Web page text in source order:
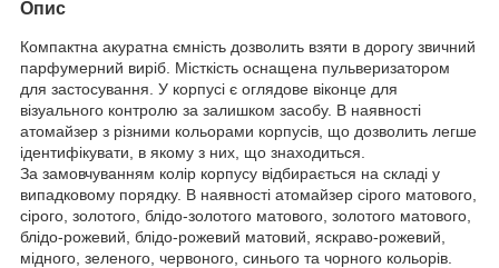
Опис
Компактна акуратна ємність дозволить взяти в дорогу звичний
парфумерний виріб. Місткість оснащена пульверизатором
для застосування. У корпусі є оглядове віконце для
візуального контролю за залишком засобу. В наявності
атомайзер з різними кольорами корпусів, що дозволить легше
ідентифікувати, в якому з них, що знаходиться.
За замовчуванням колір корпусу відбирається на складі у
випадковому порядку. В наявності атомайзер сірого матового,
сірого, золотого, блідо-золотого матового, золотого матового,
блідо-рожевий, блідо-рожевий матовий, яскраво-рожевий,
мідного, зеленого, червоного, синього та чорного кольорів.